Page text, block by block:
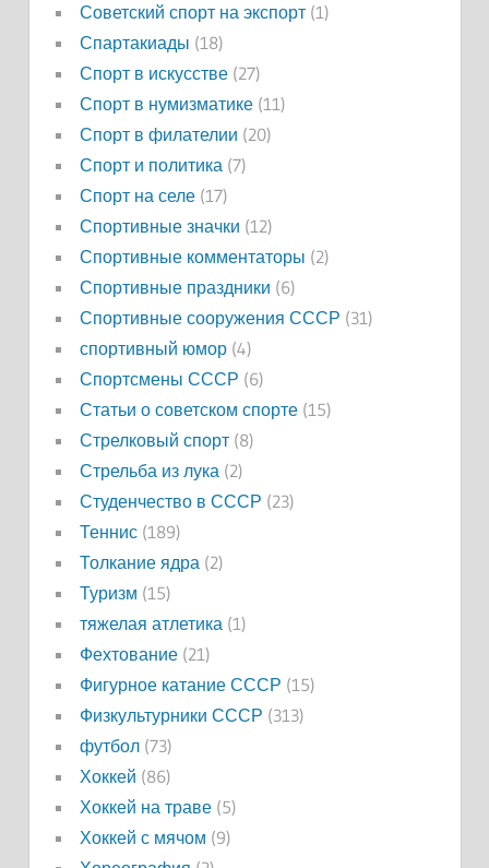
Советский спорт на экспорт(1)
Спартакиады (18)
Спорт в искусстве(27)
Спорт в нумизматике(11)
Спорт в филателии (20)
Спорт и политика(7)
Спорт на селе(17)
Спортивные значки (12)
Спортивные комментаторы (2)
Спортивные праздники (6)
Спортивные сооружения СССР (31)
спортивный юмор(4)
Спортсмены СССР (6)
Статьи о советском спорте(15)
Стрелковый спорт(8)
Стрельба из лука(2)
Студенчество в СССР (23)
Теннис(189)
Толкание ядра(2)
Туризм (15)
тяжелая атлетика(1)
Фехтование(21)
Фигурное катание СССР (15)
Физкультурники СССР (313)
футбол(73)
Хоккей (86)
Хоккей на траве(5)
Хоккей с мячом (9)